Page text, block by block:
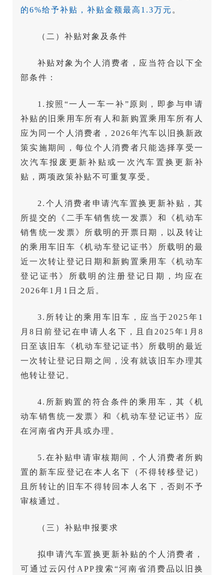
的6%给予补贴，补贴金额最高1.3万元 。
（二）补贴对象及条件
补贴对象为个人消费者，应当符合以下全
部条件：
1.按照“一人一车一补”原则，即参与申请
补贴的旧乘用车所有人和新购置乘用车所有人
应为同一个人消费者，2026年汽车以旧换新政
策实施期间，每位个人消费者只能选择享受一
次汽车报废更新补贴或一次汽车置换更新补
贴，两项政策补贴不可重复享受。
2.个人消费者申请汽车置换更新补贴，其
所提交的《二手车销售统一发票》和《机动车
销售统一发票》所载明的开票日期，以及转让
的乘用车旧车《机动车登记证书》所载明的最
近一次转让登记日期和新购置乘用车《机动车
登记证书》所载明的注册登记日期，均应在
2026年1月1日之后。
3.所转让的乘用车旧车，应当于2025年1
月8日前登记在申请人名下，且自2025年1月8
日至该旧车《机动车登记证书》所载明的最近
一次转让登记日期之间，没有就该旧车办理其
他转让登记。
4.所新购置的符合条件的乘用车，其《机
动车销售统一发票》和《机动车登记证书》应
在河南省内开具或办理。
5.在补贴申请审核期间，个人消费者所购
置的新车应登记在本人名下（不得转移登记）
且所转让的旧车不得转回本人名下，否则不予
审核通过。
（三）补贴申报要求
拟申请汽车置换更新补贴的个人消费者，
可通过云闪付APP搜索“河南省消费品以旧换